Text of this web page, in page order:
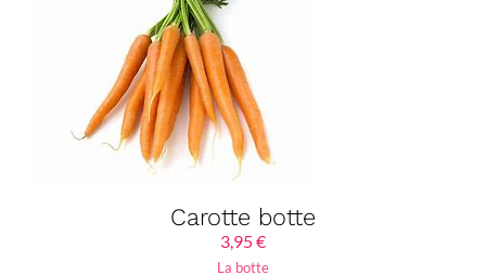
Carotte botte
3,95€
La botte